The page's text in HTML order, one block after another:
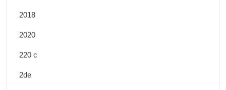
2018
2020
220 c
2de